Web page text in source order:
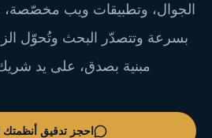
الجوال، وتطبيقات ويب
بسرعة وتتصدّر البحث وتُحوّل
مبنية بصدق، على يد
احجز تدقيق أنظمتك